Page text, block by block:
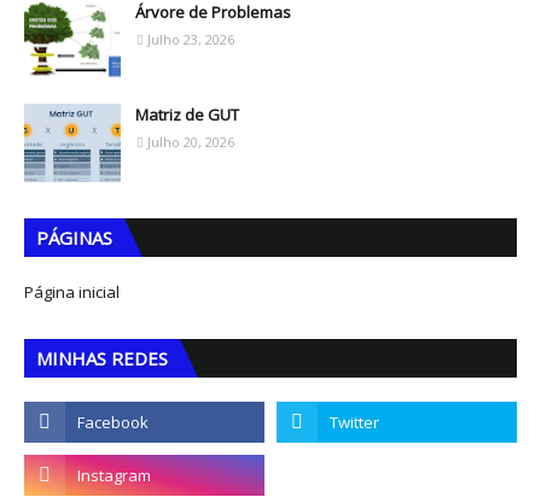
Árvore de Problemas
Julho 23, 2026
Matriz de GUT
Julho 20, 2026
PÁGINAS
Página inicial
MINHAS REDES